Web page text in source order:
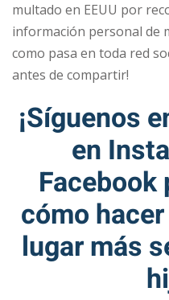
multado en EEUU por
información personal de
como pasa en toda red
antes de compartir!
¡Síguenos
en
Facebook
cómo
lugar más